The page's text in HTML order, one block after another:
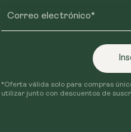
Correo electrónico*
*Oferta válida solo para compras
utilizar junto con descuentos de